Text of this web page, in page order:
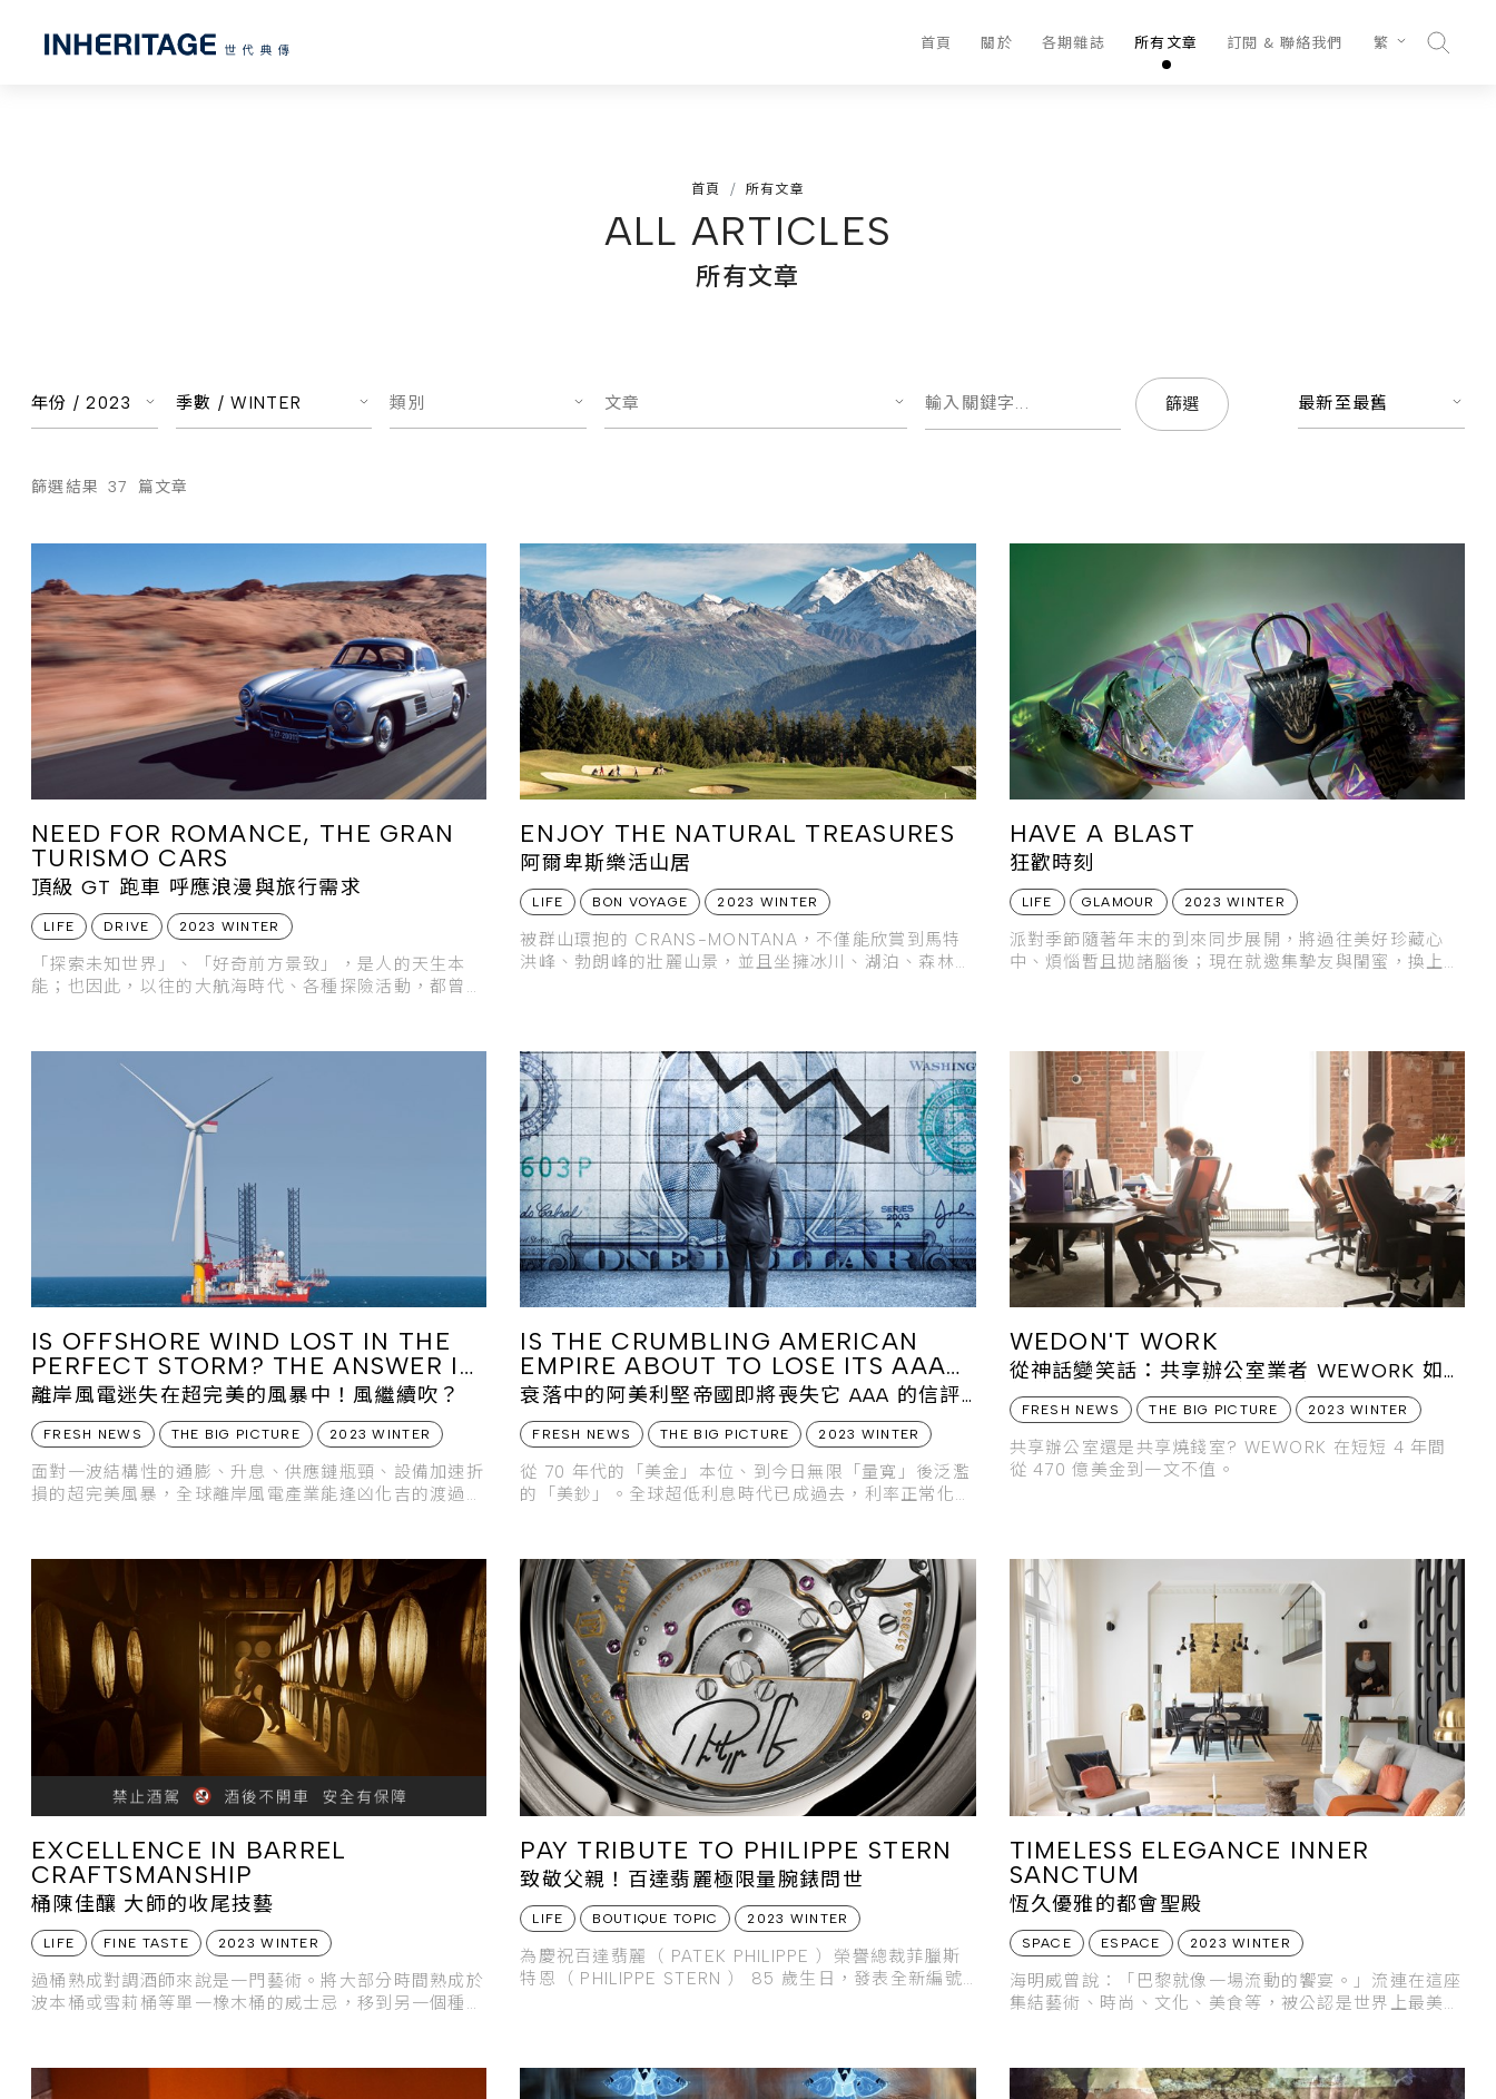
首頁 關於 各期雜誌 所有文章 訂閱 & 聯絡我們 繁
首頁 所有文章
ALL ARTICLES
所有文章
年份 /2023 季數 /WINTER 類別 文章 最新至最舊
篩選結果 37 篇文章
NEED FOR ROMANCE, THE GRAN
TURISMO CARS
頂級 GT 跑車 呼應浪漫與旅行需求
LIFE DRIVE 2023 WINTER
「探索未知世界」、「好奇前方景致」，是人的天生本
能；也因此，以往的大航海時代、各種探險活動，都曾經
ENJOY THE NATURAL TREASURES
阿爾卑斯樂活山居
LIFE BON VOYAGE 2023 WINTER
被群山環抱的 CRANS-MONTANA，不僅能欣賞到馬特
洪峰、勃朗峰的壯麗山景，並且坐擁冰川、湖泊、森林等
HAVE A BLAST
狂歡時刻
LIFE GLAMOUR 2023 WINTER
派對季節隨著年末的到來同步展開，將過往美好珍藏心
中、煩惱暫且拋諸腦後；現在就邀集摯友與閨蜜，換上盛
IS OFFSHORE WIND LOST IN THE
PERFECT STORM? THE ANSWER IS
BLOWING IN THE WIND…
離岸風電迷失在超完美的風暴中！風繼續吹？
FRESH NEWS THE BIG PICTURE 2023 WINTER
面對一波結構性的通膨、升息、供應鏈瓶頸、設備加速折
損的超完美風暴，全球離岸風電產業能逢凶化吉的渡過
IS THE CRUMBLING AMERICAN
EMPIRE ABOUT TO LOSE ITS AAA
CREDIT CROWN?
衰落中的阿美利堅帝國即將喪失它 AAA 的信評
皇冠？
FRESH NEWS THE BIG PICTURE 2023 WINTER
從 70 年代的「美金」本位、到今日無限「量寬」後泛濫
的「美鈔」。全球超低利息時代已成過去，利率正常化將
WEDON'T WORK
從神話變笑話：共享辦公室業者 WEWORK 如
何從史上估值最高的新創公司到宣告破產
FRESH NEWS THE BIG PICTURE 2023 WINTER
共享辦公室還是共享燒錢室? WEWORK 在短短 4 年間
從 470 億美金到一文不值。
EXCELLENCE IN BARREL
CRAFTSMANSHIP
桶陳佳釀 大師的收尾技藝
LIFE FINE TASTE 2023 WINTER
過桶熟成對調酒師來說是一門藝術。將大部分時間熟成於
波本桶或雪莉桶等單一橡木桶的威士忌，移到另一個種類
PAY TRIBUTE TO PHILIPPE STERN
致敬父親！百達翡麗極限量腕錶問世
LIFE BOUTIQUE TOPIC 2023 WINTER
為慶祝百達翡麗（ PATEK PHILIPPE ）榮譽總裁菲臘斯
特恩（ PHILIPPE STERN ） 85 歲生日，發表全新編號
TIMELESS ELEGANCE INNER
SANCTUM
恆久優雅的都會聖殿
SPACE ESPACE 2023 WINTER
海明威曾說：「巴黎就像一場流動的饗宴。」流連在這座
集結藝術、時尚、文化、美食等，被公認是世界上最美麗